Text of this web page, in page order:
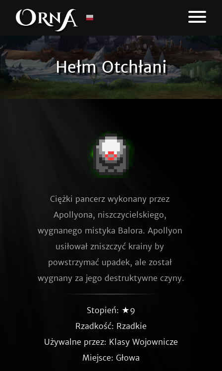
Hełm Otchłani
Ciężki pancerz wykonany przez
Apollyona, niszczycielskiego,
wygnanego mistyka Balora. Apollyon
usiłował zniszczyć krainy by
powstrzymać upadek, ale został
wygnany za jego destruktywne czyny.
Stopień: ★9
Rzadkość: Rzadkie
Używalne przez: Klasy Wojownicze
Miejsce: Głowa